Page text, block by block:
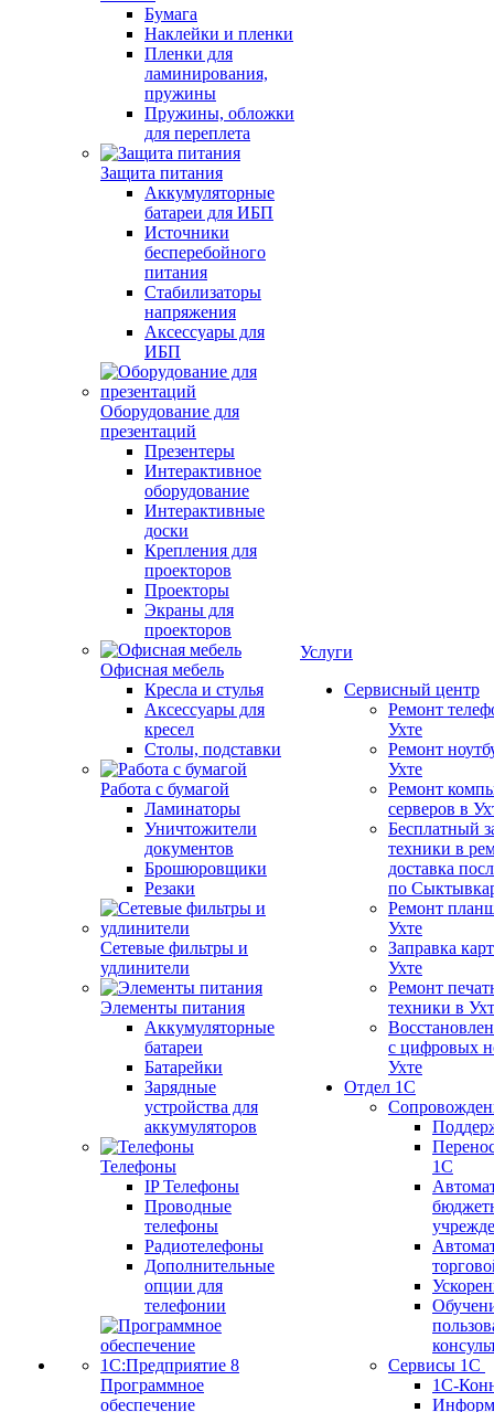
Бумага
Наклейки и пленки
Пленки для
ламинирования,
пружины
Пружины, обложки
для переплета
Защита питания
Аккумуляторные
батареи для ИБП
Источники
бесперебойного
питания
Стабилизаторы
напряжения
Аксессуары для
ИБП
Оборудование для
презентаций
Презентеры
Интерактивное
оборудование
Интерактивные
доски
Крепления для
проекторов
Проекторы
Экраны для
проекторов
Офисная мебель
Кресла и стулья
Аксессуары для
кресел
Столы, подставки
Работа с бумагой
Ламинаторы
Уничтожители
документов
Брошюровщики
Резаки
Сетевые фильтры и
удлинители
Элементы питания
Аккумуляторные
батареи
Батарейки
Зарядные
устройства для
аккумуляторов
Телефоны
IP Телефоны
Проводные
телефоны
Радиотелефоны
Дополнительные
опции для
телефонии
Программное
обеспечение
Услуги
Сервисный центр
Ремонт
Ухте
Ремонт
Ухте
Ремонт
серверов в
Бесплатный
техники в
доставка
по
Ремонт
Ухте
Заправка
Ухте
Ремонт
техники в
с цифровых
Ухте
Отдел 1С
1С
Сервисы 1С
1С-